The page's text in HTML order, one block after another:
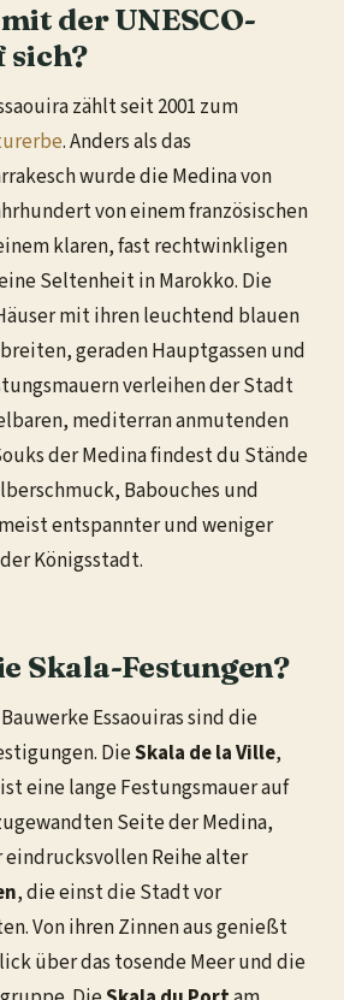
der UNESCO-
sich?
zählt seit 2001 zum
. Anders als das
wurde die Medina von
von einem französischen
klaren, fast rechtwinkligen
Seltenheit in Marokko. Die
mit ihren leuchtend blauen
geraden Hauptgassen und
verleihen der Stadt
mediterran anmutenden
der Medina findest du Stände
Babouches und
entspannter und weniger
Königsstadt.
Skala-Festungen?
Essaouiras sind die
DieSkala de la Ville,
eine lange Festungsmauer auf
Seite der Medina,
eindrucksvollen Reihe alter
, die einst die Stadt vor
Von ihren Zinnen aus genießt
über das tosende Meer und die